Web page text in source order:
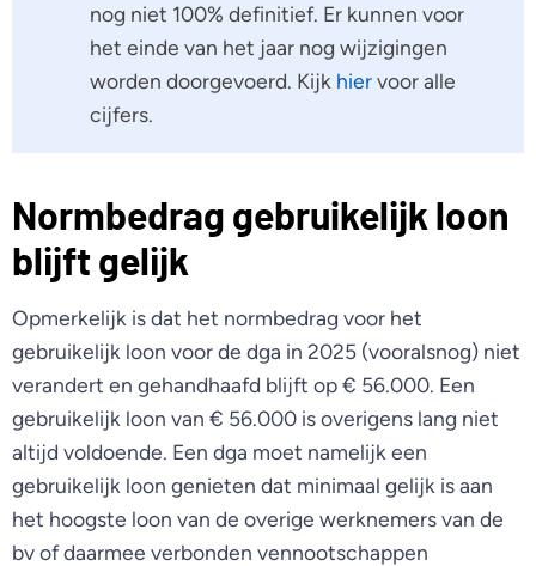
nog niet 100% definitief. Er kunnen voor
het einde van het jaar nog wijzigingen
worden doorgevoerd. Kijk hiervoor alle
cijfers.
Normbedrag gebruikelijk loon
blijft gelijk
Opmerkelijk is dat het normbedrag voor het
gebruikelijk loon voor de dga in 2025 (vooralsnog) niet
verandert en gehandhaafd blijft op € 56.000. Een
gebruikelijk loon van € 56.000 is overigens lang niet
altijd voldoende. Een dga moet namelijk een
gebruikelijk loon genieten dat minimaal gelijk is aan
het hoogste loon van de overige werknemers van de
bv of daarmee verbonden vennootschappen